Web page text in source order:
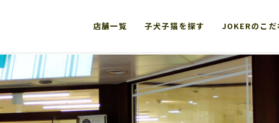
店舗一覧 子犬子猫を探す JOKERのこだ